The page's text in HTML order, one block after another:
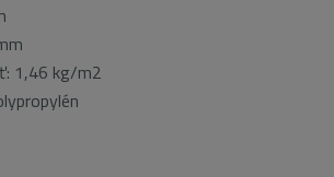
1,46 kg/m2